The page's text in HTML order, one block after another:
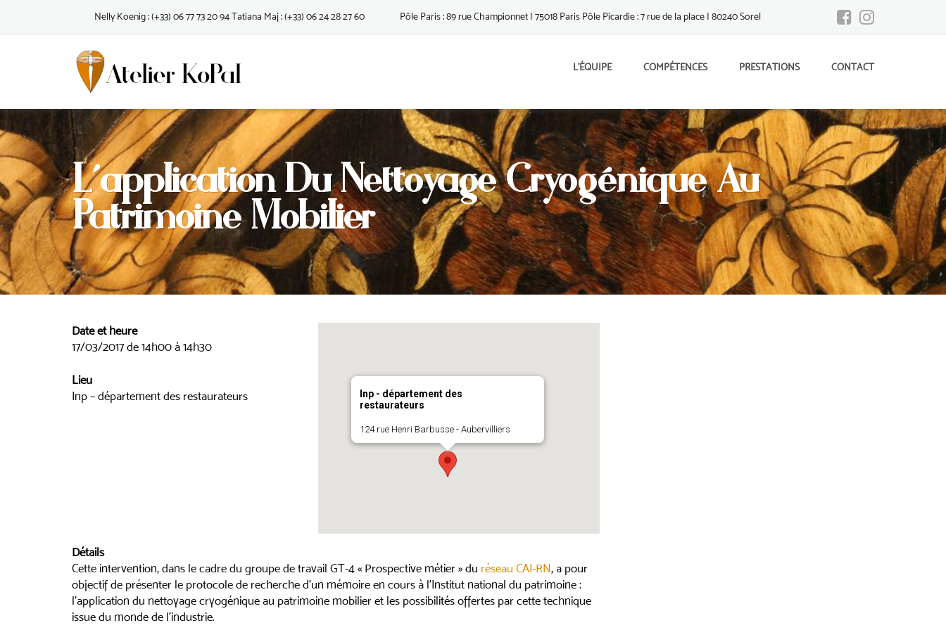
Nelly Koenig : (+33) 06 77 73 20 94 Tatiana Maj : (+33) 06 24 28 27 60 Pôle Paris : 89 rue Championnet | 75018 Paris Pôle Picardie : 7 rue de la place | 80240 Sorel
L’ÉQUIPE COMPÉTENCES PRESTATIONS CONTACT
L’application Du Nettoyage Cryogénique Au
Patrimoine Mobilier
Inp - département des
restaurateurs
124 rue Henri Barbusse - Aubervilliers
Date et heure
17/03/2017 de 14h00 à 14h30
Lieu
Inp – département des restaurateurs
Détails
Cette intervention, dans le cadre du groupe de travail GT-4 « Prospective métier » du réseau CAI-RN, a pour
objectif de présenter le protocole de recherche d’un mémoire en cours à l’Institut national du patrimoine :
l’application du nettoyage cryogénique au patrimoine mobilier et les possibilités offertes par cette technique
issue du monde de l’industrie.